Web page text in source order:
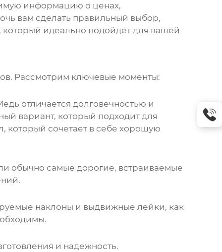
информацию о ценах,
вам сделать правильный выбор,
который идеально подойдет для вашей
Рассмотрим ключевые моменты:
отличается долговечностью и
вариант, который подходит для
который сочетает в себе хорошую
обычно самые дорогие, встраиваемые
наклоны и выдвижные лейки, как
и надежность.